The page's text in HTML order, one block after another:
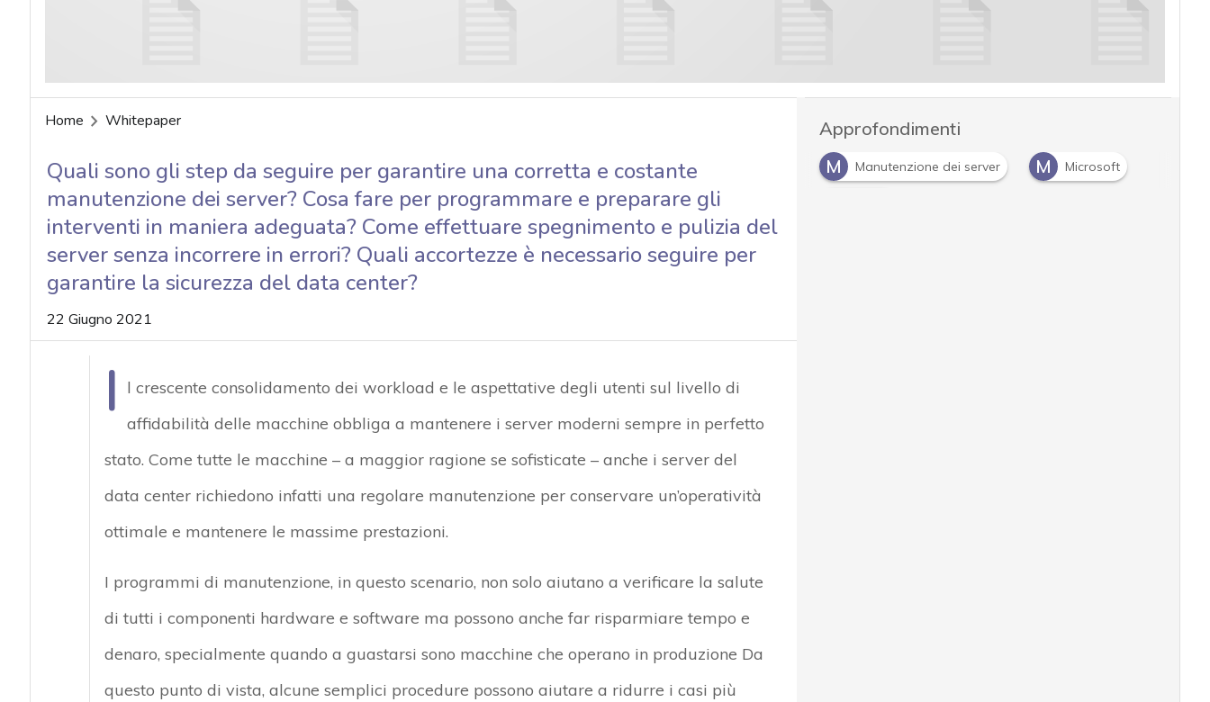
Home Whitepaper
Quali sono gli step da seguire per garantire una corretta e costante
manutenzione dei server? Cosa fare per programmare e preparare gli
interventi in maniera adeguata? Come effettuare spegnimento e pulizia del
server senza incorrere in errori? Quali accortezze è necessario seguire per
garantire la sicurezza del data center?
22 Giugno 2021
I
l crescente consolidamento dei workload e le aspettative degli utenti sul livello di
affidabilità delle macchine obbliga a mantenere i server moderni sempre in perfetto
stato. Come tutte le macchine – a maggior ragione se sofisticate – anche i server del
data center richiedono infatti una regolare manutenzione per conservare un’operatività
ottimale e mantenere le massime prestazioni.
I programmi di manutenzione, in questo scenario, non solo aiutano a verificare la salute
di tutti i componenti hardware e software ma possono anche far risparmiare tempo e
denaro, specialmente quando a guastarsi sono macchine che operano in produzione Da
questo punto di vista, alcune semplici procedure possono aiutare a ridurre i casi più
Approfondimenti
M
Manutenzione dei server M Microsoft